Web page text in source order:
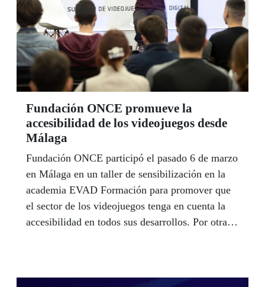
tradicional gala de entrega de premios debido a
la expansión del Coronavirus en España en
aplicación de las medidas puestas en marcha por
el Ministerio de Sanidad y el Gobierno de
España.
Fundación ONCE promueve la
accesibilidad de los videojuegos desde
Málaga
Fundación ONCE participó el pasado 6 de marzo
en Málaga en un taller de sensibilización en la
academia EVAD Formación para promover que
el sector de los videojuegos tenga en cuenta la
accesibilidad en todos sus desarrollos. Por otra